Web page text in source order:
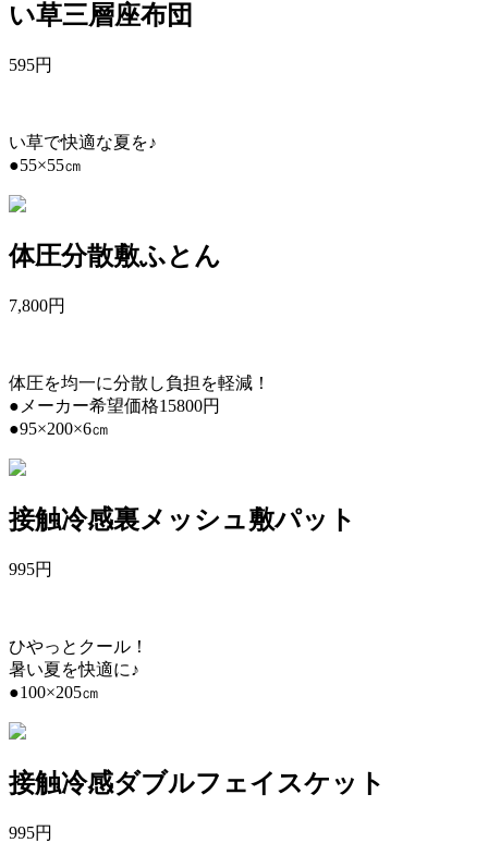
い草三層座布団
595円
い草で快適な夏を♪
●55×55㎝
体圧分散敷ふとん
7,800円
体圧を均一に分散し負担を軽減！
●メーカー希望価格15800円
●95×200×6㎝
接触冷感裏メッシュ敷パット
995円
ひやっとクール！
暑い夏を快適に♪
●100×205㎝
接触冷感ダブルフェイスケット
995円